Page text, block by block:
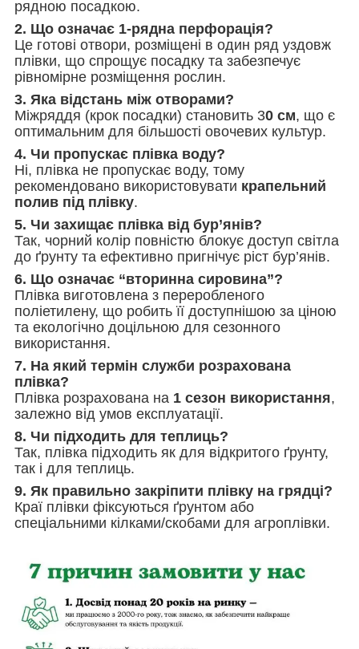
рядною посадкою.
2. Що означає 1-рядна перфорація?
Це готові отвори, розміщені в один ряд уздовж
плівки, що спрощує посадку та забезпечує
рівномірне розміщення рослин.
3. Яка відстань між отворами?
Міжряддя (крок посадки) становить 30 см, що є
оптимальним для більшості овочевих культур.
4. Чи пропускає плівка воду?
Ні, плівка не пропускає воду, тому
рекомендовано використовувати крапельний
полив під плівку.
5. Чи захищає плівка від бур’янів?
Так, чорний колір повністю блокує доступ світла
до ґрунту та ефективно пригнічує ріст бур’янів.
6. Що означає “вторинна сировина”?
Плівка виготовлена з переробленого
поліетилену, що робить її доступнішою за ціною
та екологічно доцільною для сезонного
використання.
7. На який термін служби розрахована
плівка?
Плівка розрахована на 1 сезон використання,
залежно від умов експлуатації.
8. Чи підходить для теплиць?
Так, плівка підходить як для відкритого ґрунту,
так і для теплиць.
9. Як правильно закріпити плівку на грядці?
Краї плівки фіксуються ґрунтом або
спеціальними кілками/скобами для агроплівки.